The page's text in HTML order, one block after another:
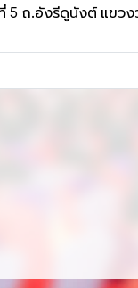
ถ.อังรีดูนังต์ แขวง